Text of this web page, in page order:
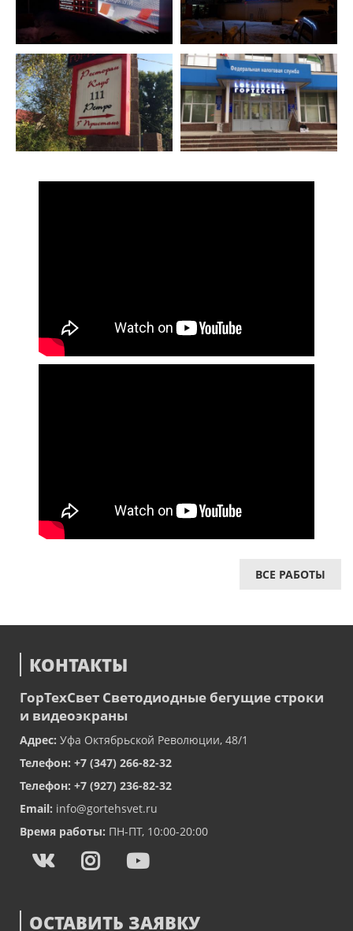
ВСЕ РАБОТЫ
КОНТАКТЫ
ГорТехСвет Светодиодные бегущие строки
и видеоэкраны
Адрес: Уфа Октябрьской Революции, 48/1
Телефон: +7 (347) 266-82-32
Телефон: +7 (927) 236-82-32
Email: info@gortehsvet.ru
Время работы: ПН-ПТ, 10:00-20:00
ОСТАВИТЬ ЗАЯВКУ